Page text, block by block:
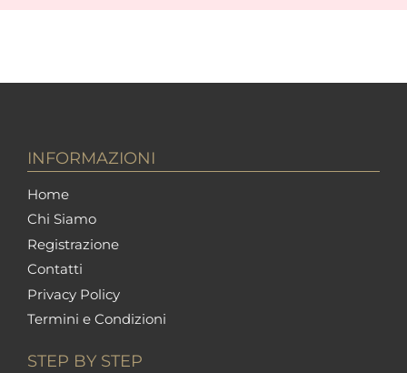
INFORMAZIONI
Home
Chi Siamo
Registrazione
Contatti
Privacy Policy
Termini e Condizioni
STEP BY STEP